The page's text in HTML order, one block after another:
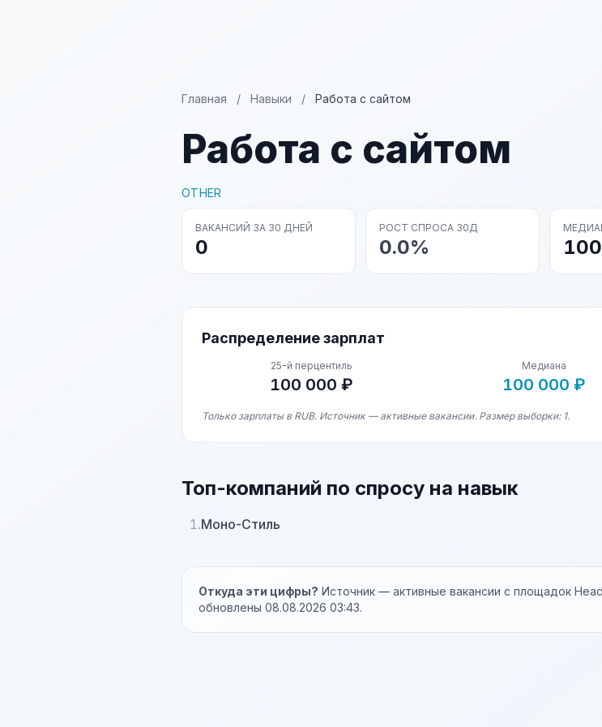
Главная / Навыки / Работа с сайтом
Работа с сайтом
OTHER
ВАКАНСИЙ ЗА 30 ДНЕЙ
0
РОСТ СПРОСА 30Д
0.0%
Распределение зарплат
25-й перцентиль
100 000 ₽
Медиана
100 000 ₽
Только зарплаты в RUB. Источник — активные вакансии. Размер выборки: 1.
Топ-компаний по спросу на навык
1.Моно-Стиль
Откуда эти цифры? Источник — активные вакансии с площадок
обновлены 08.08.2026 03:43.